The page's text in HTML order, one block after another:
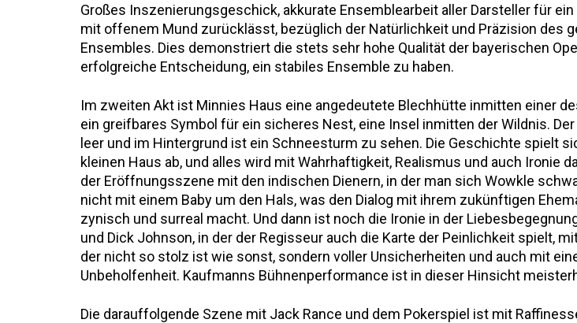
Großes Inszenierungsgeschick, akkurate Ensemblearbeit aller Darsteller für ein
mit offenem Mund zurücklässt, bezüglich der Natürlichkeit und Präzision des
Ensembles. Dies demonstriert die stets sehr hohe Qualität der bayerischen
erfolgreiche Entscheidung, ein stabiles Ensemble zu haben.
Im zweiten Akt ist Minnies Haus eine angedeutete Blechhütte inmitten einer
ein greifbares Symbol für ein sicheres Nest, eine Insel inmitten der Wildnis.
leer und im Hintergrund ist ein Schneesturm zu sehen. Die Geschichte spielt
kleinen Haus ab, und alles wird mit Wahrhaftigkeit, Realismus und auch Ironie
der Eröffnungsszene mit den indischen Dienern, in der man sich Wowkle
nicht mit einem Baby um den Hals, was den Dialog mit ihrem zukünftigen
zynisch und surreal macht. Und dann ist noch die Ironie in der
und Dick Johnson, in der der Regisseur auch die Karte der Peinlichkeit spielt,
der nicht so stolz ist wie sonst, sondern voller Unsicherheiten und auch mit
Unbeholfenheit. Kaufmanns Bühnenperformance ist in dieser Hinsicht
Die darauffolgende Szene mit Jack Rance und dem Pokerspiel ist mit